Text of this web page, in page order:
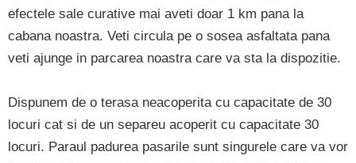
efectele sale curative mai aveti doar 1 km pana la
cabana noastra. Veti circula pe o sosea asfaltata pana
veti ajunge in parcarea noastra care va sta la dispozitie.
Dispunem de o terasa neacoperita cu capacitate de 30
locuri cat si de un separeu acoperit cu capacitate 30
locuri. Paraul padurea pasarile sunt singurele care va vor